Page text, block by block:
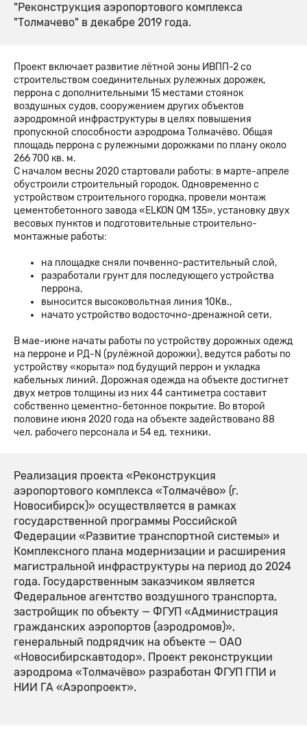
"Реконструкция аэропортового комплекса
"Толмачево" в декабре 2019 года.
Проект включает развитие лётной зоны ИВПП-2 со
строительством соединительных рулежных дорожек,
перрона с дополнительными 15 местами стоянок
воздушных судов, сооружением других объектов
аэродромной инфраструктуры в целях повышения
пропускной способности аэродрома Толмачёво. Общая
площадь перрона с рулежными дорожками по плану около
266 700 кв. м.
С началом весны 2020 стартовали работы: в марте-апреле
обустроили строительный городок. Одновременно с
устройством строительного городка, провели монтаж
цементобетонного завода «ELKON QM 135», установку двух
весовых пунктов и подготовительные строительно-
монтажные работы:
на площадке сняли почвенно-растительный слой,
разработали грунт для последующего устройства
перрона,
выносится высоковольтная линия 10Кв.,
начато устройство водосточно-дренажной сети.
В мае-июне начаты работы по устройству дорожных одежд
на перроне и РД-N (рулёжной дорожки), ведутся работы по
устройству «корыта» под будущий перрон и укладка
кабельных линий. Дорожная одежда на объекте достигнет
двух метров толщины из них 44 сантиметра составит
собственно цементно-бетонное покрытие. Во второй
половине июня 2020 года на объекте задействовано 88
чел. рабочего персонала и 54 ед. техники.
Реализация проекта «Реконструкция
аэропортового комплекса «Толмачёво» (г.
Новосибирск)» осуществляется в рамках
государственной программы Российской
Федерации «Развитие транспортной системы» и
Комплексного плана модернизации и расширения
магистральной инфраструктуры на период до 2024
года. Государственным заказчиком является
Федеральное агентство воздушного транспорта,
застройщик по объекту — ФГУП «Администрация
гражданских аэропортов (аэродромов)»,
генеральный подрядчик на объекте — ОАО
«Новосибирскавтодор». Проект реконструкции
аэродрома «Толмачёво» разработан ФГУП ГПИ и
НИИ ГА «Аэропроект».